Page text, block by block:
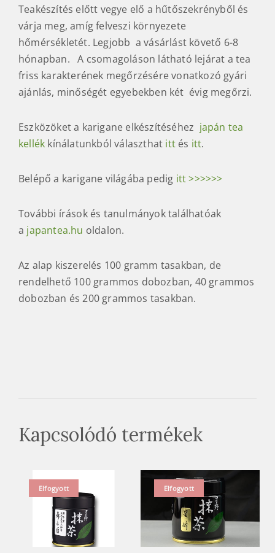
Teakészítés előtt vegye elő a hűtőszekrényből és
várja meg, amíg felveszi környezete
hőmérsékletét. Legjobb a vásárlást követő 6-8
hónapban. A csomagoláson látható lejárat a tea
friss karakterének megőrzésére vonatkozó gyári
ajánlás, minőségét egyebekben két évig megőrzi.
Eszközöket a karigane elkészítéséhez japán tea
kellék kínálatunkból választhat itt és itt.
Belépő a karigane világába pedig itt >>>>>>
További írások és tanulmányok találhatóak
a japantea.hu oldalon.
Az alap kiszerelés 100 gramm tasakban, de
rendelhető 100 grammos dobozban, 40 grammos
dobozban és 200 grammos tasakban.
Kapcsolódó termékek
Elfogyott Elfogyott